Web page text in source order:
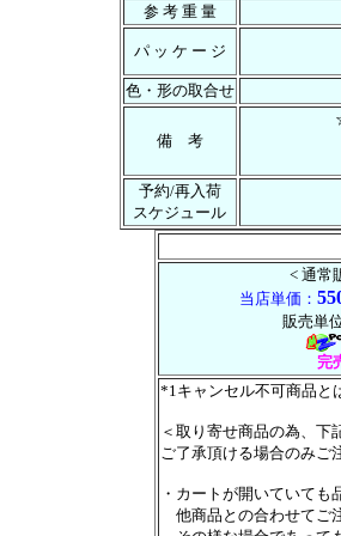
参 考 重 量
パ ッ ケ ー ジ
色・形の取合せ
備 考
予約/再入荷
スケジュール
< 通常
当店単価：
販売単
完
*1キャンセル不可商品
＜取り寄せ商品の為、下
ご了承頂ける場合のみご
・カートが開いていて
他商品との合わせてご